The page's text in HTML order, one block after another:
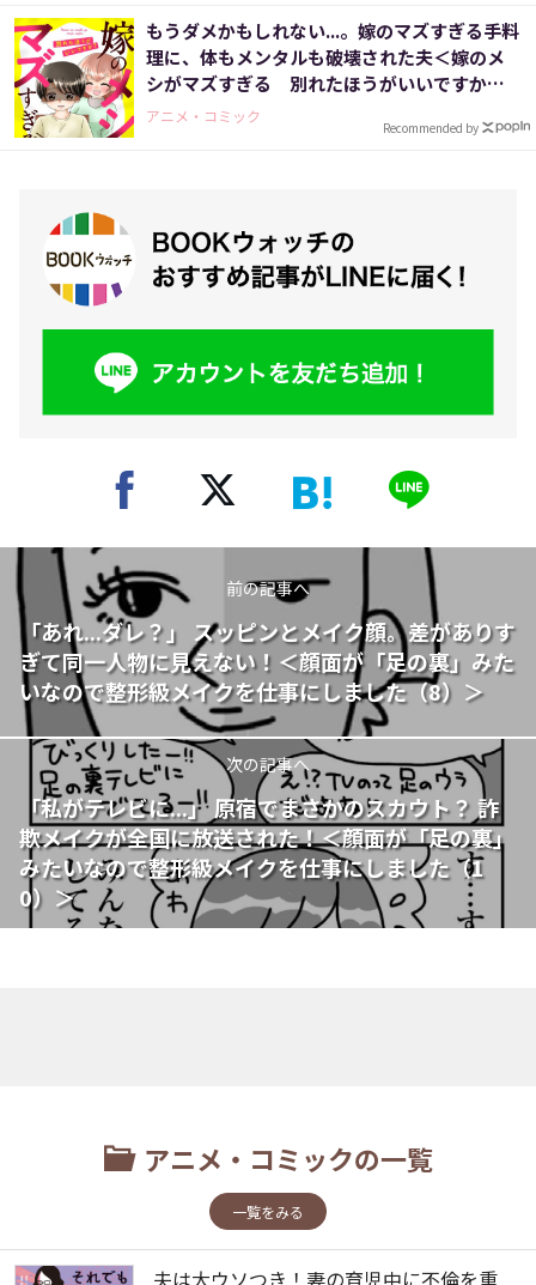
もうダメかもしれない...。嫁のマズすぎる手料
理に、体もメンタルも破壊された夫＜嫁のメ
シがマズすぎる 別れたほうがいいですか？
＞
アニメ・コミック
Recommended by
前の記事へ
「あれ...ダレ？」 スッピンとメイク顔。差がありす
ぎて同一人物に見えない！＜顔面が「足の裏」みた
いなので整形級メイクを仕事にしました（8）＞
次の記事へ
「私がテレビに...」 原宿でまさかのスカウト？ 詐
欺メイクが全国に放送された！＜顔面が「足の裏」
みたいなので整形級メイクを仕事にしました（1
0）＞
アニメ・コミックの一覧
一覧をみる
夫は大ウソつき！妻の育児中に不倫を重